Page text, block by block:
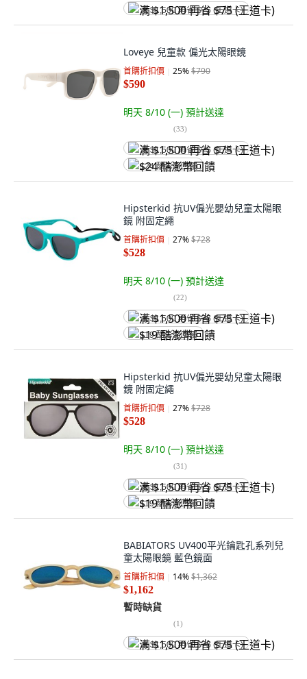
满 $1,500 再省 $75 (王道卡)
Loveye 兒童款 偏光太陽眼鏡
首購折扣價 25%$790
$590
明天 8/10 (一) 預計送達
(33)
满 $1,500 再省 $75 (王道卡)
$24 酷澎幣回饋
Hipsterkid 抗UV偏光嬰幼兒童太陽眼
鏡 附固定繩
首購折扣價 27%$728
$528
明天 8/10 (一) 預計送達
(22)
满 $1,500 再省 $75 (王道卡)
$19 酷澎幣回饋
Hipsterkid 抗UV偏光嬰幼兒童太陽眼
鏡 附固定繩
首購折扣價 27%$728
$528
明天 8/10 (一) 預計送達
(31)
满 $1,500 再省 $75 (王道卡)
$19 酷澎幣回饋
BABIATORS UV400平光鑰匙孔系列兒
童太陽眼鏡 藍色鏡面
首購折扣價 14%$1,362
$1,162
暫時缺貨
(1)
满 $1,500 再省 $75 (王道卡)